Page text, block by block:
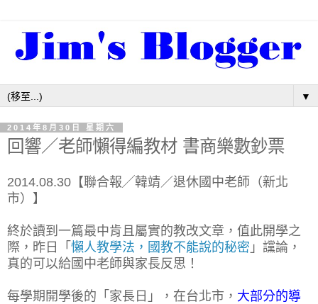
▼
2014年8月30日 星期六
回響／老師懶得編教材 書商樂數鈔票
2014.08.30【聯合報╱韓靖／退休國中老師（新北
市）】
終於讀到一篇最中肯且屬實的教改文章，值此開學之
際，昨日「 懶人教學法，國教不能說的秘密 」讜論，
真的可以給國中老師與家長反思！
每學期開學後的「家長日」，在台北市， 大部分的導